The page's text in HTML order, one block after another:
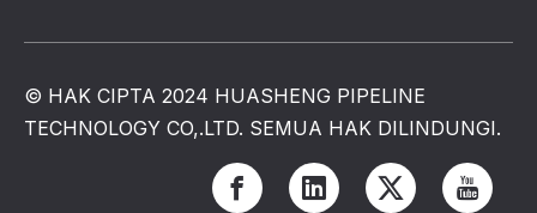
© HAK CIPTA 2024 HUASHENG PIPELINE
TECHNOLOGY CO,.LTD. SEMUA HAK DILINDUNGI.